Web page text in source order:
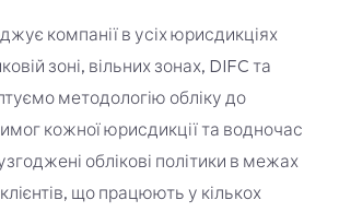
компанії в усіх юрисдикціях
зоні, вільних зонах, DIFC та
методологію обліку до
кожної юрисдикції та водночас
облікові політики в межах
що працюють у кількох